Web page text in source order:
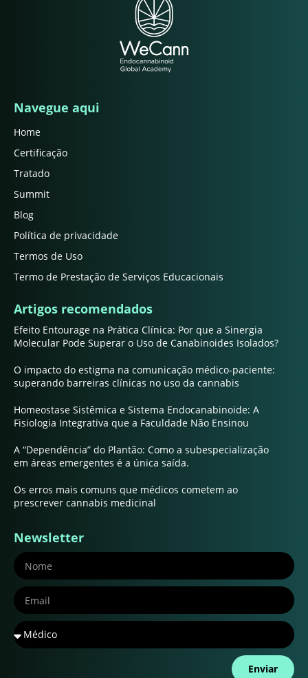
Navegue aqui
Home
Certificação
Tratado
Summit
Blog
Política de privacidade
Termos de Uso
Termo de Prestação de Serviços Educacionais
Artigos recomendados
Efeito Entourage na Prática Clínica: Por que a Sinergia
Molecular Pode Superar o Uso de Canabinoides Isolados?
O impacto do estigma na comunicação médico-paciente:
superando barreiras clínicas no uso da cannabis
Homeostase Sistêmica e Sistema Endocanabinoide: A
Fisiologia Integrativa que a Faculdade Não Ensinou
A “Dependência” do Plantão: Como a subespecialização
em áreas emergentes é a única saída.
Os erros mais comuns que médicos cometem ao
prescrever cannabis medicinal
Newsletter
Enviar